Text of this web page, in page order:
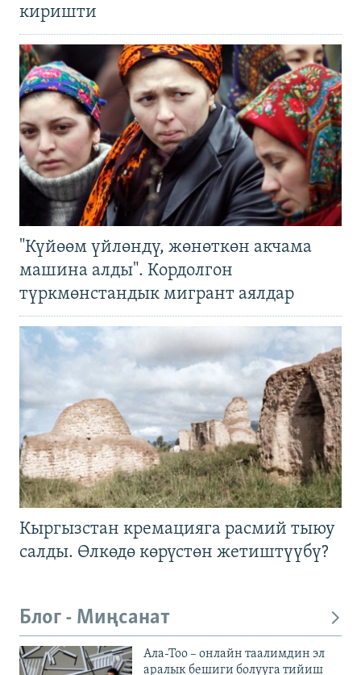
киришти
"Күйөөм үйлөндү, жөнөткөн акчама
машина алды". Кордолгон
түркмөнстандык мигрант аялдар
Кыргызстан кремацияга расмий тыюу
салды. Өлкөдө көрүстөн жетиштүүбү?
Блог - Миңсанат
Ала-Тоо – онлайн таалимдин эл
аралык бешиги болууга тийиш